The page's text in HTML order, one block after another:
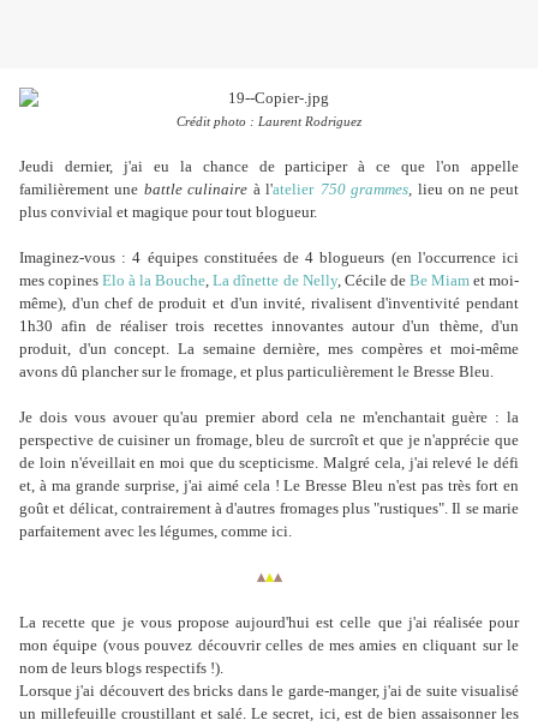
Crédit photo : Laurent Rodriguez
Jeudi dernier, j'ai eu la chance de participer à ce que l'on appelle
familièrement une battle culinaire à l'atelier 750 grammes, lieu on ne peut
plus convivial et magique pour tout blogueur.
Imaginez-vous : 4 équipes constituées de 4 blogueurs (en l'occurrence ici
mes copinesElo à la Bouche,La dînette de Nelly, Cécile de Be Miamet moi-
même), d'un chef de produit et d'un invité, rivalisent d'inventivité pendant
1h30 afin de réaliser trois recettes innovantes autour d'un thème, d'un
produit, d'un concept. La semaine dernière, mes compères et moi-même
avons dû plancher sur le fromage, et plus particulièrement le Bresse Bleu.
Je dois vous avouer qu'au premier abord cela ne m'enchantait guère : la
perspective de cuisiner un fromage, bleu de surcroît et que je n'apprécie que
de loin n'éveillait en moi que du scepticisme. Malgré cela, j'ai relevé le défi
et, à ma grande surprise, j'ai aimé cela ! Le Bresse Bleu n'est pas très fort en
goût et délicat, contrairement à d'autres fromages plus "rustiques". Il se marie
parfaitement avec les légumes, comme ici.
▴▴▴
La recette que je vous propose aujourd'hui est celle que j'ai réalisée pour
mon équipe (vous pouvez découvrir celles de mes amies en cliquant sur le
nom de leurs blogs respectifs !).
Lorsque j'ai découvert des bricks dans le garde-manger, j'ai de suite visualisé
un millefeuille croustillant et salé. Le secret, ici, est de bien assaisonner les